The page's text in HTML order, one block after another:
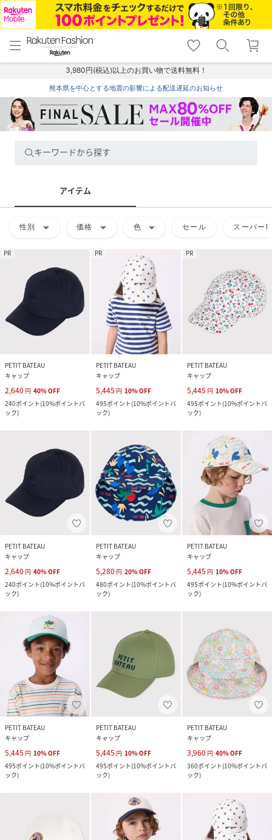
menu home
トップ
shopping_cart lock_outline
ログイン
3,980円(税込)以上のお買い物で送料無料！
熊本県を中心とする地震の影響による配送遅延のお知らせ
キーワードから探す
アイテム
性別 arrow_drop_down 価格 arrow_drop_down 色 arrow_drop_down セール スーパー
PR
PETIT BATEAU
キャップ
2,640 円 40%OFF
240ポイント(10%ポイントバ
ック)
PR
PETIT BATEAU
キャップ
5,445 円 10%OFF
495ポイント(10%ポイントバ
ック)
PR
PETIT BATEAU
キャップ
5,445 円 10%OFF
495ポイント(10%ポイントバ
ック)
PETIT BATEAU
キャップ
2,640 円 40%OFF
240ポイント(10%ポイントバ
ック)
PETIT BATEAU
キャップ
5,280 円 20%OFF
480ポイント(10%ポイントバ
ック)
PETIT BATEAU
キャップ
5,445 円 10%OFF
495ポイント(10%ポイントバ
ック)
PETIT BATEAU
キャップ
5,445 円 10%OFF
495ポイント(10%ポイントバ
ック)
PETIT BATEAU
キャップ
5,445 円 10%OFF
495ポイント(10%ポイントバ
ック)
PETIT BATEAU
キャップ
3,960 円 40%OFF
360ポイント(10%ポイントバ
ック)